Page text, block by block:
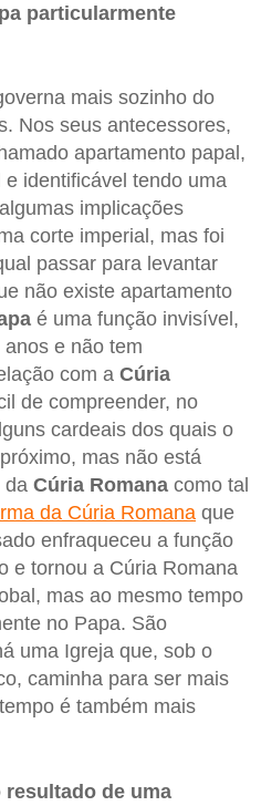
particularmente
mais sozinho do
Nos seus antecessores,
apartamento papal,
identificável tendo uma
implicações
corte imperial, mas foi
passar para levantar
não existe apartamento
é uma função invisível,
e não tem
com a Cúria
de compreender, no
cardeais dos quais o
mas não está
da Cúria Romana como tal
da Cúria Romana que
enfraqueceu a função
e tornou a Cúria Romana
mas ao mesmo tempo
no Papa. São
uma Igreja que, sob o
caminha para ser mais
é também mais
de uma